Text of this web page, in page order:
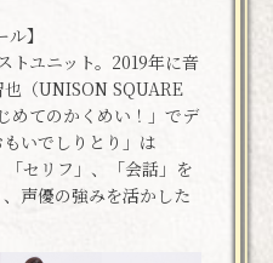
】
トユニット。2019年に音
（UNISON SQUARE
めてのかくめい！」でデ
いでしりとり」は
セリフ」、「会話」を
声優の強みを活かした